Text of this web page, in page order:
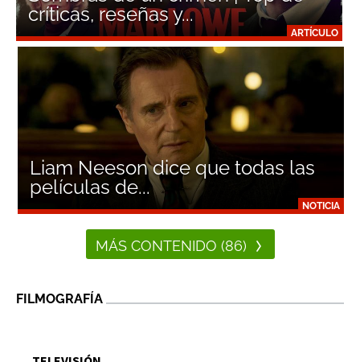
ARTÍCULO
críticas, reseñas y...
NOTICIA
Liam Neeson dice que todas las
películas de...
MÁS CONTENIDO (86)
FILMOGRAFÍA